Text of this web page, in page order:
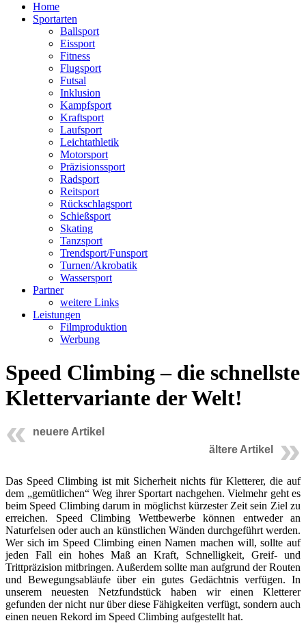
Home
Sportarten
Ballsport
Eissport
Fitness
Flugsport
Futsal
Inklusion
Kampfsport
Kraftsport
Laufsport
Leichtathletik
Motorsport
Präzisionssport
Radsport
Reitsport
Rückschlagsport
Schießsport
Skating
Tanzsport
Trendsport/Funsport
Turnen/Akrobatik
Wassersport
Partner
weitere Links
Leistungen
Filmproduktion
Werbung
Speed Climbing – die schnellste
Klettervariante der Welt!
neuere Artikel
ältere Artikel
Das Speed Climbing ist mit Sicherheit nichts für Kletterer, die auf
dem „gemütlichen“ Weg ihrer Sportart nachgehen. Vielmehr geht es
beim Speed Climbing darum in möglichst kürzester Zeit sein Ziel zu
erreichen. Speed Climbing Wettbewerbe können entweder an
Naturfelsen oder auch an künstlichen Wänden durchgeführt werden.
Wer sich im Speed Climbing einen Namen machen will, sollte auf
jeden Fall ein hohes Maß an Kraft, Schnelligkeit, Greif- und
Trittpräzision mitbringen. Außerdem sollte man aufgrund der Routen
und Bewegungsabläufe über ein gutes Gedächtnis verfügen. In
unserem neuesten Netzfundstück haben wir einen Kletterer
gefunden der nicht nur über diese Fähigkeiten verfügt, sondern auch
einen neuen Rekord im Speed Climbing aufgestellt hat.